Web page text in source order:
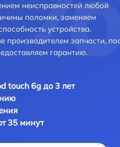
неисправностей любой
поломки, заменяем
устройства.
производителем запчасти,
гарантию.
touch 6g до 3 лет
35 минут